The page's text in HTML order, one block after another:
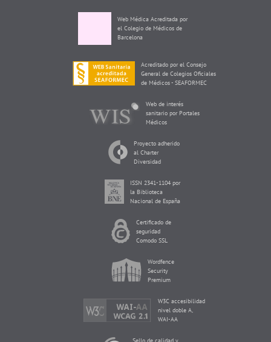
Web Médica Acreditada por
el Colegio de Médicos de
Barcelona
Acreditado por el Consejo
General de Colegios Oficiales
de Médicos - SEAFORMEC
Web de interés
sanitario por Portales
Médicos
Proyecto adherido
al Charter
Diversidad
ISSN 2341-1104 por
la Biblioteca
Nacional de España
Certificado de
seguridad
Comodo SSL
Wordfence
Security
Premium
W3C accesibilidad
nivel doble A,
WAI-AA
Sello de calidad y